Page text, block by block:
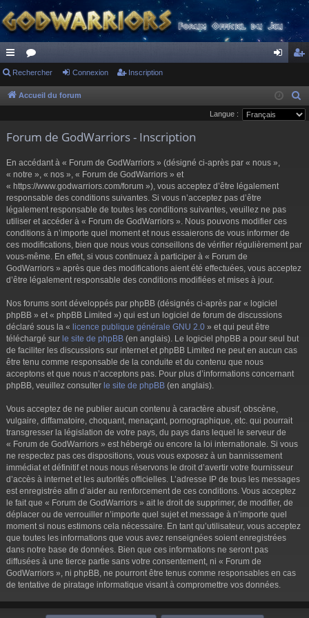
ac
co
ci
or
u
s
ne cri
pti
Rechercher Connexion Inscription
Accueil du forum
e
Langue :
Forum de GodWarriors - Inscription
En accédant à « Forum de GodWarriors » (désigné ci-après par « nous »,
« notre », « nos », « Forum de GodWarriors » et
« https://www.godwarriors.com/forum »), vous acceptez d’être légalement
responsable des conditions suivantes. Si vous n’acceptez pas d’être
légalement responsable de toutes les conditions suivantes, veuillez ne pas
utiliser et accéder à « Forum de GodWarriors ». Nous pouvons modifier ces
conditions à n’importe quel moment et nous essaierons de vous informer de
ces modifications, bien que nous vous conseillons de vérifier régulièrement par
vous-même. En effet, si vous continuez à participer à « Forum de
GodWarriors » après que des modifications aient été effectuées, vous acceptez
d’être légalement responsable des conditions modifiées et mises à jour.
Nos forums sont développés par phpBB (désignés ci-après par « logiciel
phpBB » et « phpBB Limited ») qui est un logiciel de forum de discussions
déclaré sous la « licence publique générale GNU 2.0 » et qui peut être
téléchargé sur le site de phpBB (en anglais). Le logiciel phpBB a pour seul but
de faciliter les discussions sur internet et phpBB Limited ne peut en aucun cas
être tenu comme responsable de la conduite et du contenu que nous
acceptons et que nous n’acceptons pas. Pour plus d’informations concernant
phpBB, veuillez consulter le site de phpBB (en anglais).
Vous acceptez de ne publier aucun contenu à caractère abusif, obscène,
vulgaire, diffamatoire, choquant, menaçant, pornographique, etc. qui pourrait
transgresser la législation de votre pays, du pays dans lequel le serveur de
« Forum de GodWarriors » est hébergé ou encore la loi internationale. Si vous
ne respectez pas ces dispositions, vous vous exposez à un bannissement
immédiat et définitif et nous nous réservons le droit d’avertir votre fournisseur
d’accès à internet et les autorités officielles. L’adresse IP de tous les messages
est enregistrée afin d’aider au renforcement de ces conditions. Vous acceptez
le fait que « Forum de GodWarriors » ait le droit de supprimer, de modifier, de
déplacer ou de verrouiller n’importe quel sujet et message à n’importe quel
moment si nous estimons cela nécessaire. En tant qu’utilisateur, vous acceptez
que toutes les informations que vous avez renseignées soient enregistrées
dans notre base de données. Bien que ces informations ne seront pas
diffusées à une tierce partie sans votre consentement, ni « Forum de
GodWarriors », ni phpBB, ne pourront être tenus comme responsables en cas
de tentative de piratage informatique visant à compromettre vos données.